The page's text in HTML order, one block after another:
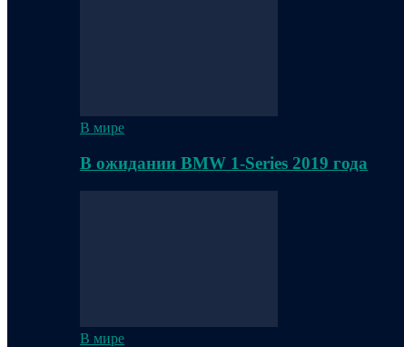
В мире
В ожидании BMW 1-Series 2019 года
В мире